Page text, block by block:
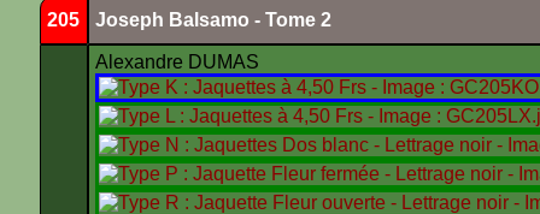
205 Joseph Balsamo - Tome 2
Alexandre DUMAS